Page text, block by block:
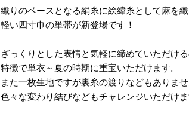
織りのベースとなる絹糸に絵緯糸として麻を
軽い四寸巾の単帯が新登場です！
ざっくりとした表情と気軽に締めていただけ
特徴で単衣～夏の時期に重宝いただけます。
また一枚生地ですが裏糸の渡りなどもありま
色々な変わり結びなどもチャレンジいただけま